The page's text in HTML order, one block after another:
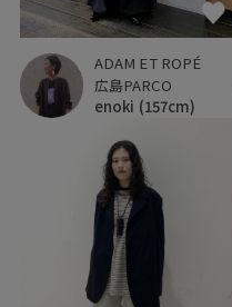
ADAM ET ROPÉ
広島PARCO
enoki (157cm)